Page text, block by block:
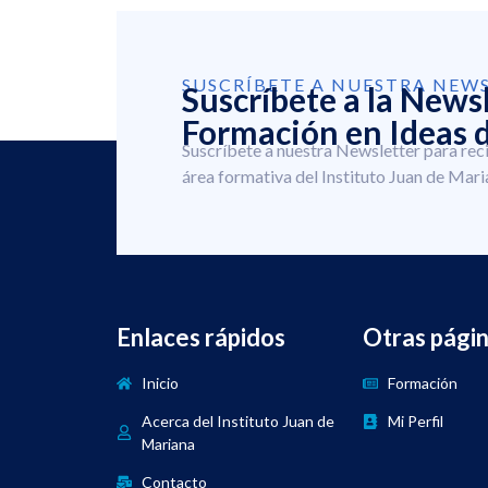
SUSCRÍBETE A NUESTRA
Suscríbete a la
Formación en Ideas
Suscríbete a nuestra Newsletter para
área formativa del Instituto Juan de
Enlaces rápidos
Inicio
Acerca del Instituto Juan de
Mariana
Contacto
Otras
Formación
Mi Perfil